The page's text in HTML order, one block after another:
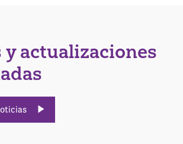
y actualizaciones